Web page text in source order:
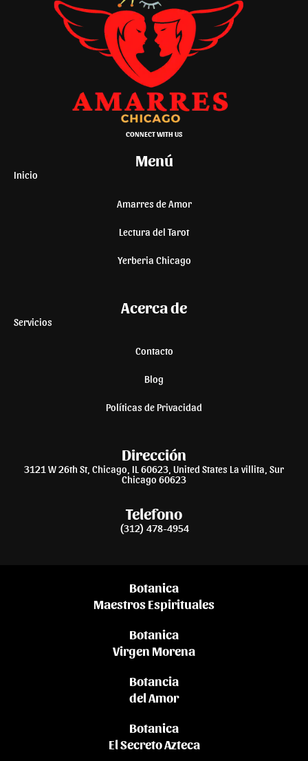
CONNECT WITH US
Menú
Inicio
Amarres de Amor
Lectura del Tarot
Yerberia Chicago
Acerca de
Servicios
Contacto
Blog
Políticas de Privacidad
Dirección
3121 W 26th St, Chicago, IL 60623, United States La villita, Sur
Chicago 60623
Telefono
(312) 478-4954
Botanica
Maestros Espirituales
Botanica
Virgen Morena
Botancia
del Amor
Botanica
El Secreto Azteca